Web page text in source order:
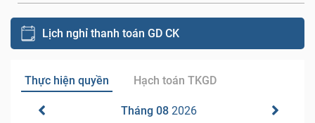
Lịch nghỉ thanh toán GD CK
Thực hiện quyền Hạch toán TKGD
Tháng 08 2026